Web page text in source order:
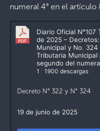
numeral 4° en el artículo
Diario Oficial
de 2025 –
Municipal y No.
Tributaria
segundo del
1 1900 descargas
Decreto N° 322 y N° 324
19 de junio de 2025